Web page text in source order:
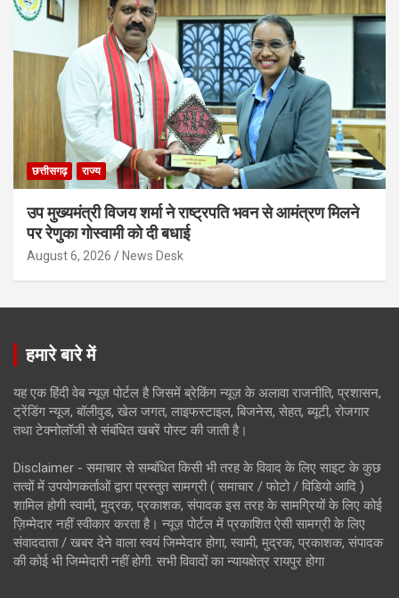
छत्तीसगढ़ राज्य
उप मुख्यमंत्री विजय शर्मा ने राष्ट्रपति भवन से आमंत्रण मिलने
पर रेणुका गोस्वामी को दी बधाई
August 6, 2026 News Desk
हमारे बारे में
यह एक हिंदी वेब न्यूज़ पोर्टल है जिसमें ब्रेकिंग न्यूज़ के अलावा राजनीति, प्रशासन,
ट्रेंडिंग न्यूज, बॉलीवुड, खेल जगत, लाइफस्टाइल, बिजनेस, सेहत, ब्यूटी, रोजगार
तथा टेक्नोलॉजी से संबंधित खबरें पोस्ट की जाती है।
Disclaimer - समाचार से सम्बंधित किसी भी तरह के विवाद के लिए साइट के कुछ
तत्वों में उपयोगकर्ताओं द्वारा प्रस्तुत सामग्री ( समाचार / फोटो / विडियो आदि )
शामिल होगी स्वामी, मुद्रक, प्रकाशक, संपादक इस तरह के सामग्रियों के लिए कोई
ज़िम्मेदार नहीं स्वीकार करता है। न्यूज़ पोर्टल में प्रकाशित ऐसी सामग्री के लिए
संवाददाता / खबर देने वाला स्वयं जिम्मेदार होगा, स्वामी, मुद्रक, प्रकाशक, संपादक
की कोई भी जिम्मेदारी नहीं होगी. सभी विवादों का न्यायक्षेत्र रायपुर होगा